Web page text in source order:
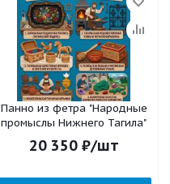
Панно из фетра "Народные
промыслы Нижнего Тагила"
20 350₽/шт